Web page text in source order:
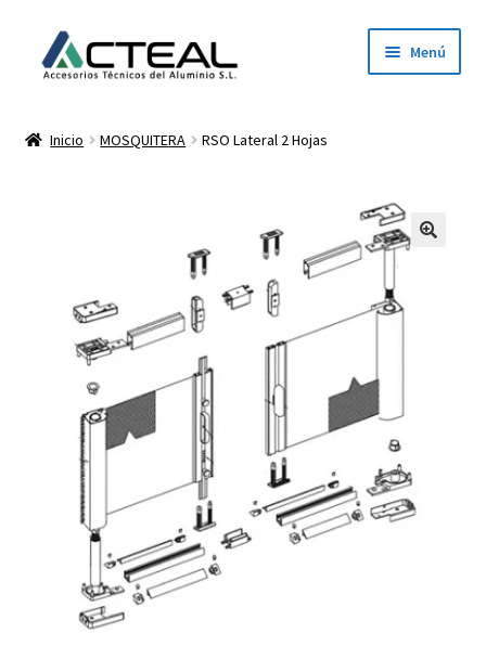
Menú
Dónde estamos
Descargar catálogo 2026
Inicio MOSQUITERA RSO Lateral 2 Hojas